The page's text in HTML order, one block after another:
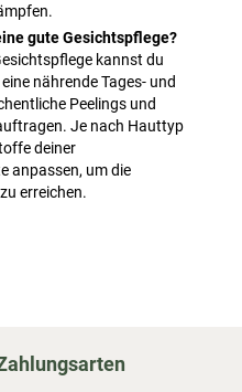
gute Gesichtspflege?
kannst du
nährende Tages- und
Peelings und
Je nach Hauttyp
deiner
anpassen, um die
erreichen.